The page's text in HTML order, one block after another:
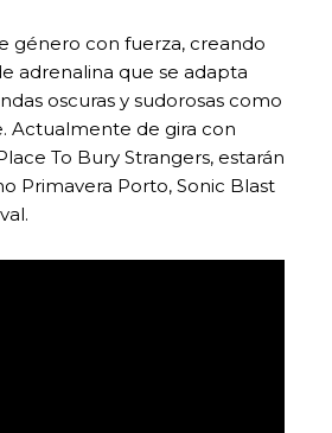
género con fuerza, creando
adrenalina que se adapta
oscuras y sudorosas como
Actualmente de gira con
To Bury Strangers, estarán
Primavera Porto, Sonic Blast